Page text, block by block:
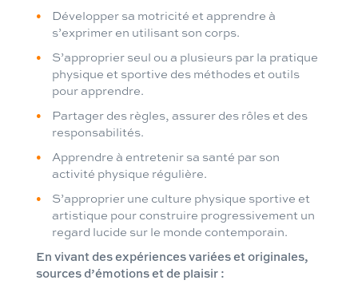
Développer sa motricité et apprendre à
s’exprimer en utilisant son corps.
S’approprier seul ou a plusieurs par la pratique
physique et sportive des méthodes et outils
pour apprendre.
Partager des règles, assurer des rôles et des
responsabilités.
Apprendre à entretenir sa santé par son
activité physique régulière.
S’approprier une culture physique sportive et
artistique pour construire progressivement un
regard lucide sur le monde contemporain.
En vivant des expériences variées et originales,
sources d’émotions et de plaisir :